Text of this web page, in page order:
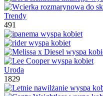
Trendy
491
Uroda
1829